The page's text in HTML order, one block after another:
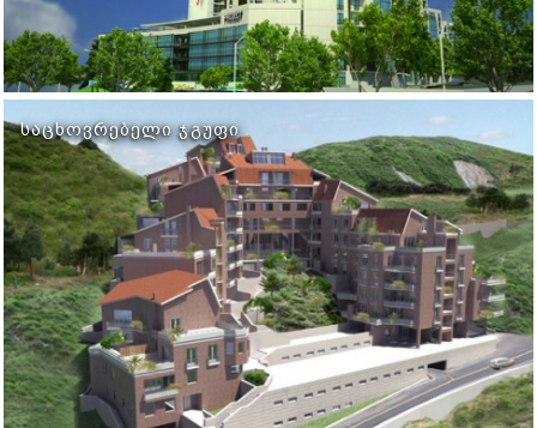
ᲡᲐᲪᲮᲝᲕᲠᲔᲑᲔᲚᲘ ᲯᲒᲣᲤᲘ